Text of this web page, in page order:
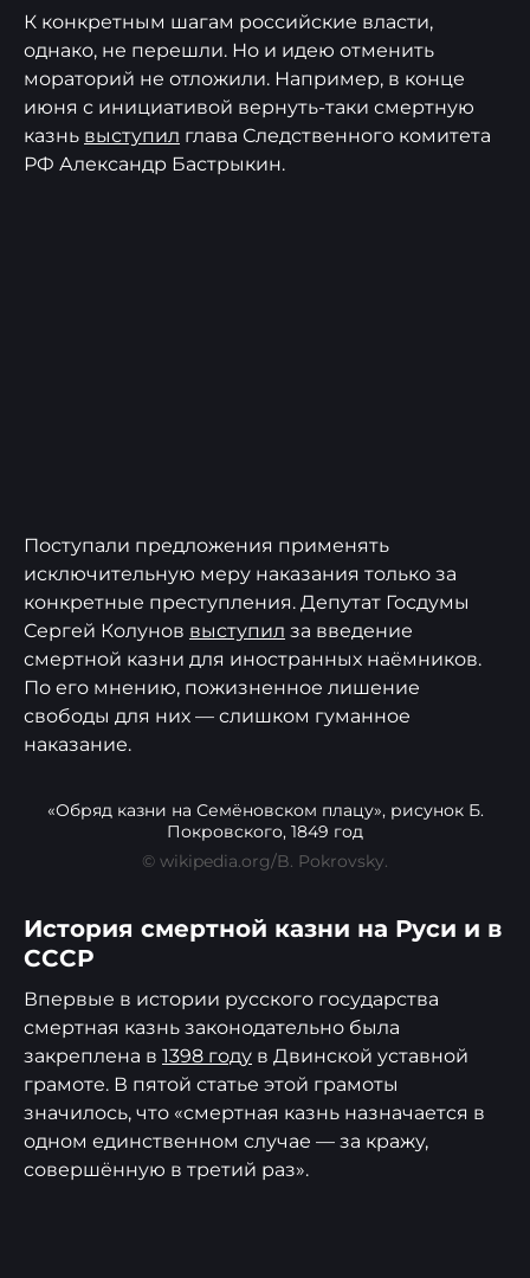
К конкретным шагам российские власти,
однако, не перешли. Но и идею отменить
мораторий не отложили. Например, в конце
июня с инициативой вернуть-таки смертную
казнь выступил глава Следственного комитета
РФ Александр Бастрыкин.
Поступали предложения применять
исключительную меру наказания только за
конкретные преступления. Депутат Госдумы
Сергей Колунов выступил за введение
смертной казни для иностранных наёмников.
По его мнению, пожизненное лишение
свободы для них — слишком гуманное
наказание.
«Обряд казни на Семёновском плацу», рисунок Б.
Покровского, 1849 год
© wikipedia.org/B. Pokrovsky.
История смертной казни на Руси и в
СССР
Впервые в истории русского государства
смертная казнь законодательно была
закреплена в 1398 году в Двинской уставной
грамоте. В пятой статье этой грамоты
значилось, что «смертная казнь назначается в
одном единственном случае — за кражу,
совершённую в третий раз».